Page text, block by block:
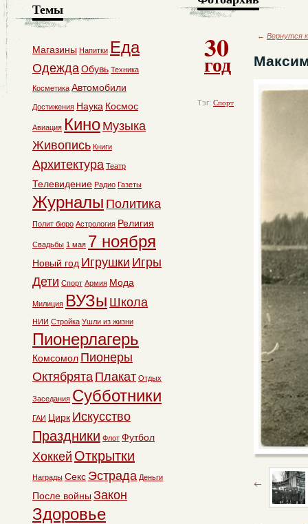
30
год
Тэг: Спорт
← Вернутся
Темы
Магазины Напитки Еда
ОдеждаОбувь Техника
Косметика Автомобили
Достижения Наука Космос
Авиация Кино Музыка
Живопись Книги
Архитектура Театр
Телевидение Радио Газеты
Журналы Политика
Полит бюро Астрология Религия
Свадьбы 1 мая 7 ноября
Новый год Игрушки Игры
Дети Спорт Армия Мода
Милиция ВУЗы Школа
НИИ Стройка Ушли из жизни
Пионерлагерь
Комсомол Пионеры
Октябрята Плакат Отдых
Заседания Субботники
ГАИ Цирк Искусство
Праздники Флот Футбол
Хоккей Открытки
Награды Секс Эстрада Деньги
После войны Закон
Здоровье